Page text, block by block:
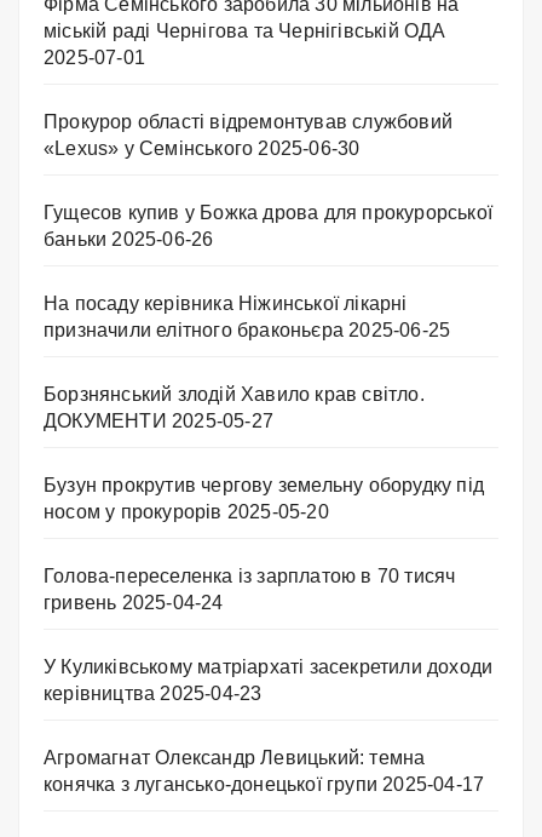
Фірма Семінського заробила 30 мільйонів на
міській раді Чернігова та Чернігівській ОДА
2025-07-01
Прокурор області відремонтував службовий
«Lexus» у Семінського 2025-06-30
Гущесов купив у Божка дрова для прокурорської
баньки 2025-06-26
На посаду керівника Ніжинської лікарні
призначили елітного браконьєра 2025-06-25
Борзнянський злодій Хавило крав світло.
ДОКУМЕНТИ 2025-05-27
Бузун прокрутив чергову земельну оборудку під
носом у прокурорів 2025-05-20
Голова-переселенка із зарплатою в 70 тисяч
гривень 2025-04-24
У Куликівському матріархаті засекретили доходи
керівництва 2025-04-23
Агромагнат Олександр Левицький: темна
конячка з лугансько-донецької групи 2025-04-17